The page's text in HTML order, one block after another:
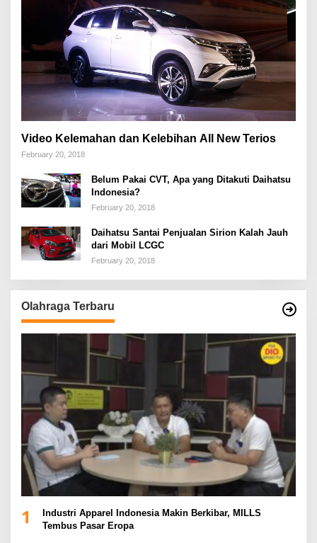
Video Kelemahan dan Kelebihan All New Terios
February 20, 2018
Belum Pakai CVT, Apa yang Ditakuti Daihatsu
Indonesia?
February 20, 2018
Daihatsu Santai Penjualan Sirion Kalah Jauh
dari Mobil LCGC
February 20, 2018
Olahraga Terbaru
1
Industri Apparel Indonesia Makin Berkibar, MILLS
Tembus Pasar Eropa